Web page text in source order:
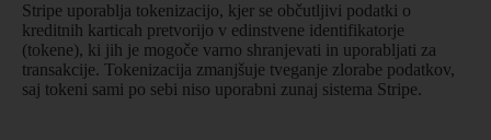
Stripe uporablja tokenizacijo, kjer se občutljivi podatki o
kreditnih karticah pretvorijo v edinstvene identifikatorje
(tokene), ki jih je mogoče varno shranjevati in uporabljati za
transakcije. Tokenizacija zmanjšuje tveganje zlorabe podatkov,
saj tokeni sami po sebi niso uporabni zunaj sistema Stripe.